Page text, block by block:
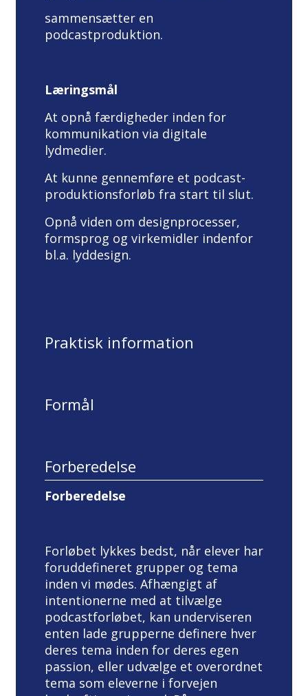
sammensætter en
podcastproduktion.
Læringsmål
At opnå færdigheder inden for
kommunikation via digitale
lydmedier.
At kunne gennemføre et podcast-
produktionsforløb fra start til slut.
Opnå viden om designprocesser,
formsprog og virkemidler indenfor
bl.a. lyddesign.
Praktisk information
Formål
Forberedelse
Forberedelse
Forløbet lykkes bedst, når elever har
foruddefineret grupper og tema
inden vi mødes. Afhængigt af
intentionerne med at tilvælge
podcastforløbet, kan underviseren
enten lade grupperne definere hver
deres tema inden for deres egen
passion, eller udvælge et overordnet
tema som eleverne i forvejen